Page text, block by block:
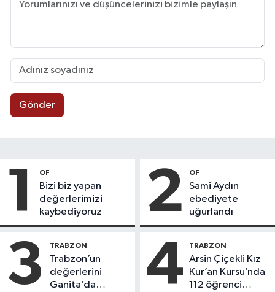
Gönder
1 OF
Bizi biz yapan
değerlerimizi
kaybediyoruz
2 OF
Sami Aydın
ebediyete
uğurlandı
3 TRABZON
Trabzon’un
değerlerini
Ganita’da
4 TRABZON
Arsin Çiçekli Kız
Kur’an Kursu’nda
112 öğrenci